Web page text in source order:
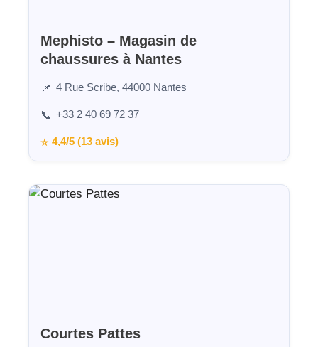
Mephisto – Magasin de
chaussures à Nantes
📌 4 Rue Scribe, 44000 Nantes
📞 +33 2 40 69 72 37
⭐ 4,4/5 (13 avis)
Courtes Pattes